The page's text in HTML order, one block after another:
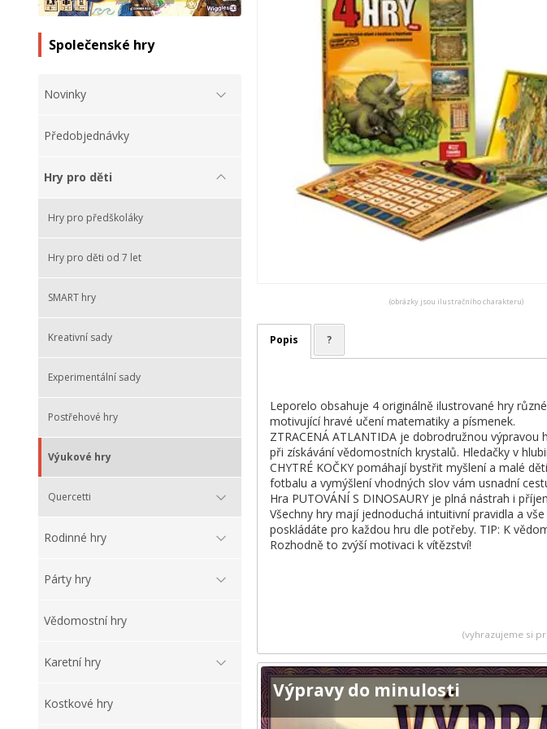
Společenské hry
Novinky
Předobjednávky
Hry pro děti
Hry pro předškoláky
Hry pro děti od 7 let
SMART hry
Kreativní sady
Experimentální sady
Postřehové hry
Výukové hry
Quercetti
Rodinné hry
Párty hry
Vědomostní hry
Karetní hry
Kostkové hry
(obrázky jsou ilustračního charakteru)
Popis ?
Leporelo obsahuje 4 originálně ilustrované hry
motivující hravé učení matematiky a písmenek.
ZTRACENÁ ATLANTIDA je dobrodružnou
při získávání vědomostních krystalů. Hledačky v
CHYTRÉ KOČKY pomáhají bystřit myšlení a malé
fotbalu a vymýšlení vhodných slov vám usnadní
Hra PUTOVÁNÍ S DINOSAURY je plná nástrah i
Všechny hry mají jednoduchá intuitivní pravidla a
poskládáte pro každou hru dle potřeby. TIP: K
Rozhodně to zvýší motivaci k vítězství!
(vyhrazujeme si
Výpravy do minulosti